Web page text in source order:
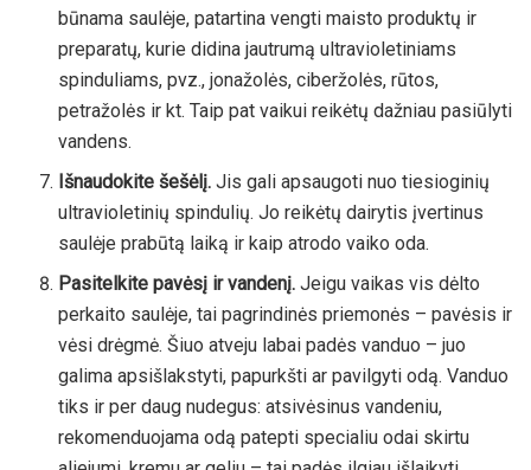
būnama saulėje, patartina vengti maisto produktų ir
preparatų, kurie didina jautrumą ultravioletiniams
spinduliams, pvz., jonažolės, ciberžolės, rūtos,
petražolės ir kt. Taip pat vaikui reikėtų dažniau pasiūlyti
vandens.
Išnaudokite šešėlį. Jis gali apsaugoti nuo tiesioginių
ultravioletinių spindulių. Jo reikėtų dairytis įvertinus
saulėje prabūtą laiką ir kaip atrodo vaiko oda.
Pasitelkite pavėsį ir vandenį. Jeigu vaikas vis dėlto
perkaito saulėje, tai pagrindinės priemonės – pavėsis ir
vėsi drėgmė. Šiuo atveju labai padės vanduo – juo
galima apsišlakstyti, papurkšti ar pavilgyti odą. Vanduo
tiks ir per daug nudegus: atsivėsinus vandeniu,
rekomenduojama odą patepti specialiu odai skirtu